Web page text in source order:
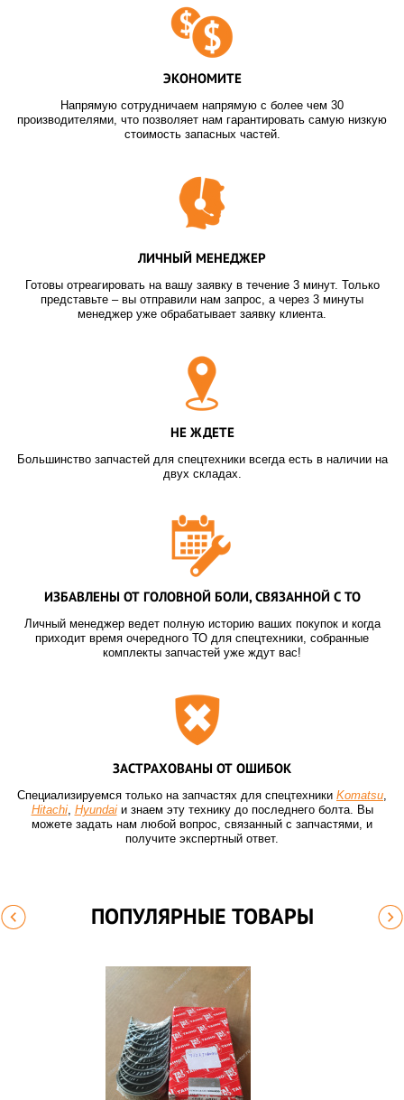
ЭКОНОМИТЕ
Напрямую сотрудничаем напрямую с более чем 30
производителями, что позволяет нам гарантировать самую низкую
стоимость запасных частей.
ЛИЧНЫЙ МЕНЕДЖЕР
Готовы отреагировать на вашу заявку в течение 3 минут. Только
представьте – вы отправили нам запрос, а через 3 минуты
менеджер уже обрабатывает заявку клиента.
НЕ ЖДЕТЕ
Большинство запчастей для спецтехники всегда есть в наличии на
двух складах.
ИЗБАВЛЕНЫ ОТ ГОЛОВНОЙ БОЛИ, СВЯЗАННОЙ С ТО
Личный менеджер ведет полную историю ваших покупок и когда
приходит время очередного ТО для спецтехники, собранные
комплекты запчастей уже ждут вас!
ЗАСТРАХОВАНЫ ОТ ОШИБОК
Специализируемся только на запчастях для спецтехники Komatsu,
Hitachi, Hyundaiи знаем эту технику до последнего болта. Вы
можете задать нам любой вопрос, связанный с запчастями, и
получите экспертный ответ.
ПОПУЛЯРНЫЕ ТОВАРЫ